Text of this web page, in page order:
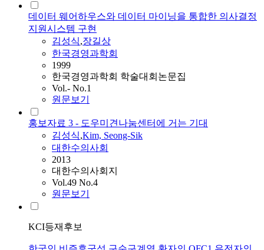
데이터 웨어하우스와 데이터 마이닝을 통합한 의사결정
지원시스템 구현
김성식,장길상
한국경영과학회
1999
한국경영과학회 학술대회논문집
Vol.- No.1
원문보기
홍보자료 3 - 도우미견나눔센터에 거는 기대
김성식,Kim, Seong-Sik
대한수의사회
2013
대한수의사회지
Vol.49 No.4
원문보기
KCI등재후보